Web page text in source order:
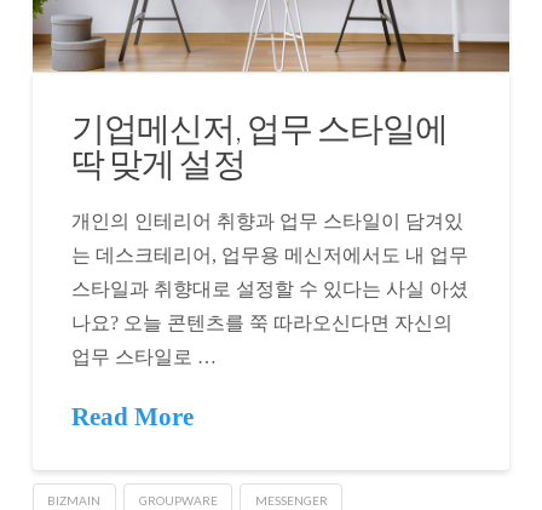
기업메신저, 업무 스타일에
딱 맞게 설정
개인의 인테리어 취향과 업무 스타일이 담겨있
는 데스크테리어, 업무용 메신저에서도 내 업무
스타일과 취향대로 설정할 수 있다는 사실 아셨
나요? 오늘 콘텐츠를 쭉 따라오신다면 자신의
업무 스타일로 …
Read More
BIZMAIN GROUPWARE MESSENGER